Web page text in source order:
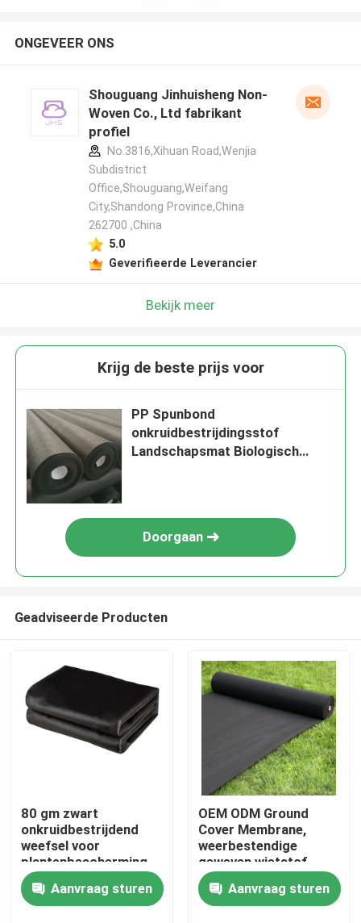
Thuis
Producten
ONGEVEER ONS
Shouguang Jinhuisheng Non-
Woven Co., Ltd fabrikant
profiel
No.3816,Xihuan Road,Wenjia
Subdistrict
Office,Shouguang,Weifang
City,Shandong Province,China
262700 ,China
5.0
Geverifieerde Leverancier
Bekijk meer
Krijg de beste prijs voor
PP Spunbond
onkruidbestrijdingsstof
Landschapsmat Biologisch
Doorgaan
Geadviseerde Producten
80 gm zwart
onkruidbestrijdend
weefsel voor
plantenbescherming
Aanvraag sturen
OEM ODM Ground
Cover Membrane,
weerbestendige
geweven wietstof
Aanvraag sturen